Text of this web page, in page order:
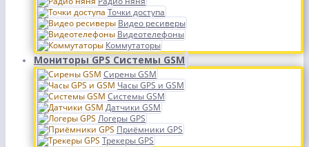
Точки доступа
Видео ресиверы
Видеотелефоны
Коммутаторы
Мониторы GPS Системы GSM
Сирены GSM
Часы GPS и GSM
Системы GSM
Датчики GSM
Логеры GPS
Приёмники GPS
Трекеры GPS